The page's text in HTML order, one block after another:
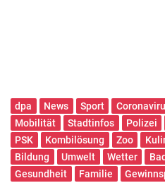
dpa News Sport
Mobilität
Stadtinfos Polizei
PSK
Kombilösung Zoo
Bildung
Umwelt Wetter
Gesundheit
Familie